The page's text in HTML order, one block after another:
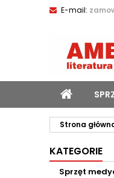
E-mail:
Strona
KATEGORIE
Sprzęt